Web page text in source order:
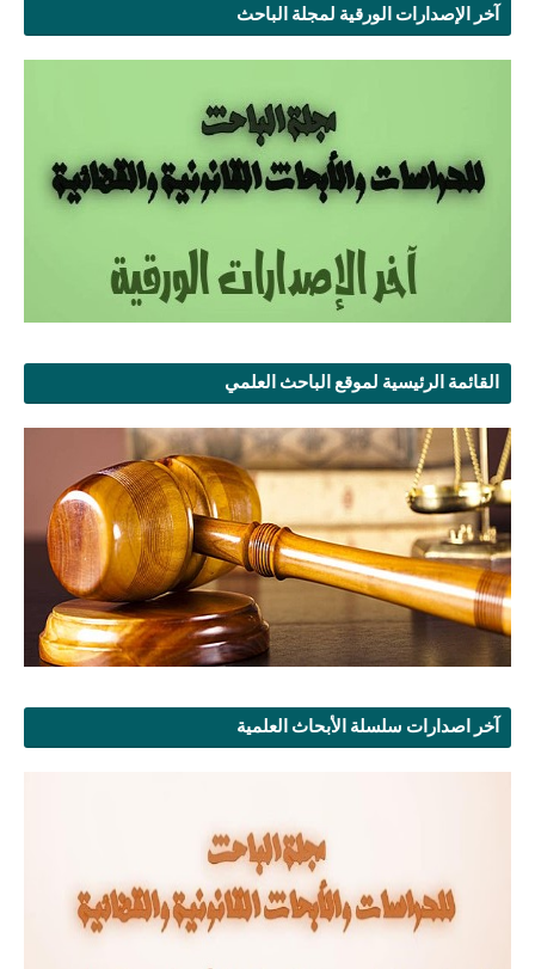
آخر الإصدارات الورقية لمجلة الباحث
القائمة الرئيسية لموقع الباحث العلمي
آخر اصدارات سلسلة الأبحاث العلمية